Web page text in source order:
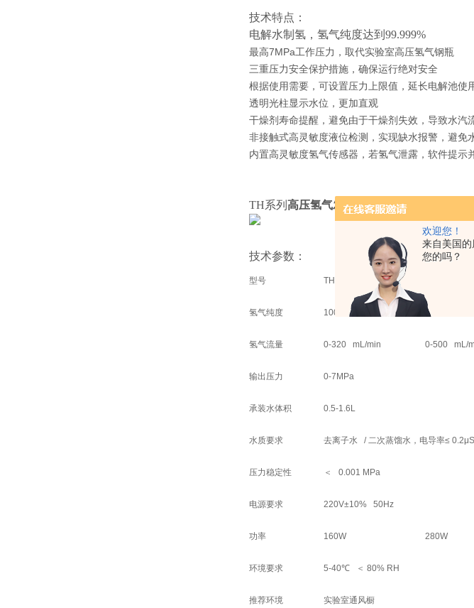
欢迎您！
来自美国
您的吗？
技术特点：
电解水制氢，氢气纯度达到99.999%
最高7MPa工作压力，取代实验室高压氢气钢瓶
三重压力安全保护措施，确保运行绝对安全
根据使用需要，可设置压力上限值，延长电解池使
透明光柱显示水位，更加直观
干燥剂寿命提醒，避免由于干燥剂失效，导致水汽
非接触式高灵敏度液位检测，实现缺水报警，避免
内置高灵敏度氢气传感器，若氢气泄露，软件提示
TH系列高压氢气发生器流程图：
技术参数：
型号 TH-7300H
氢气纯度 100.00%
氢气流量 0-320 mL/min 0-500 mL/
输出压力 0-7MPa
承装水体积 0.5-1.6L
水质要求 去离子水 / 二次蒸馏水，电导率≤ 0.2
压力稳定性 ＜ 0.001 MPa
电源要求 220V±10% 50Hz
功率 160W 280W
环境要求 5-40℃ ＜ 80% RH
推荐环境 实验室通风橱